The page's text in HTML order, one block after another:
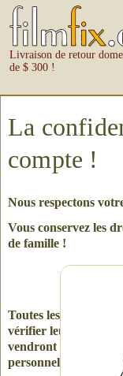
Livraison de retour
de $ 300 !
La
compte !
Nous respectons
Vous conservez les
de famille !
Toutes les
vérifier leurs "petits
vendront pas ou ne
personnelles avec